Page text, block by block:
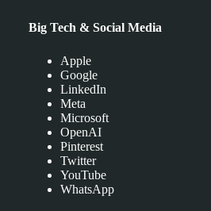
Big Tech & Social Media
Apple
Google
LinkedIn
Meta
Microsoft
OpenAI
Pinterest
Twitter
YouTube
WhatsApp